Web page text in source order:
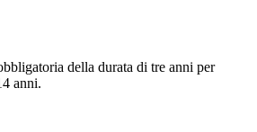
della durata di tre anni per
anni.